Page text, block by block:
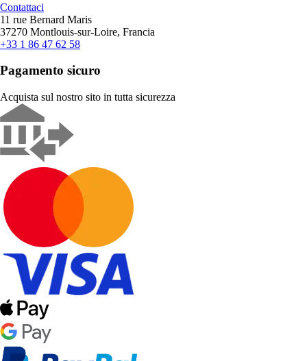
Contattaci
11 rue Bernard Maris
37270 Montlouis-sur-Loire, Francia
+33 1 86 47 62 58
Pagamento sicuro
Acquista sul nostro sito in tutta sicurezza